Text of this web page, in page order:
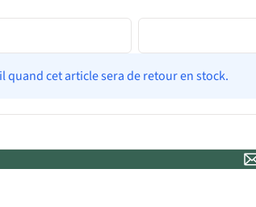
quand cet article sera de retour en stock.